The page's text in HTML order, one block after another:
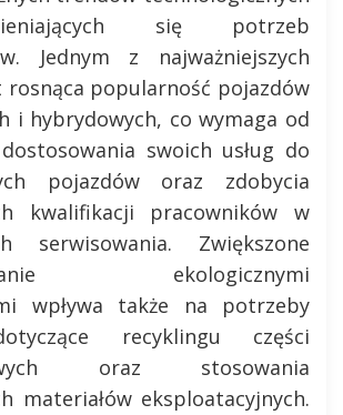
się potrzeb
Jednym z najważniejszych
popularność pojazdów
i hybrydowych, co wymaga od
swoich usług do
pojazdów oraz zdobycia
kwalifikacji pracowników w
serwisowania. Zwiększone
ekologicznymi
wpływa także na potrzeby
recyklingu części
oraz stosowania
materiałów eksploatacyjnych.